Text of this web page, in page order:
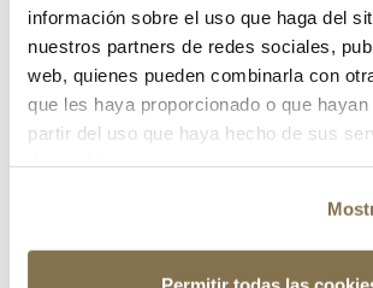
información sobre el uso que haga del
nuestros partners de redes sociales,
web, quienes pueden combinarla con
que les haya proporcionado o que hayan
partir del uso que haya hecho de sus
¿Has olvidado tu contraseña?